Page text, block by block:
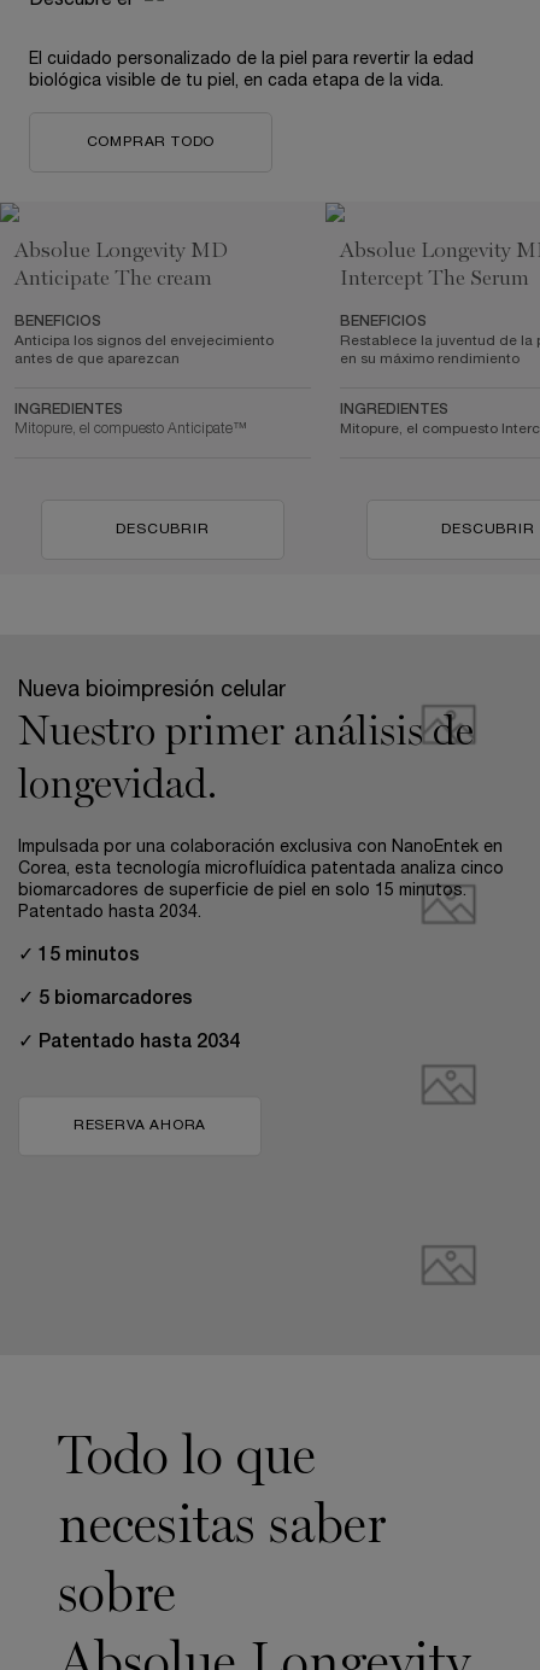
El cuidado personalizado de la piel para revertir la edad
biológica visible de tu piel, en cada etapa de la vida.
COMPRAR TODO
Absolue Longevity MD
Anticipate The cream
BENEFICIOS
Anticipa los signos del envejecimiento
antes de que aparezcan
INGREDIENTES
Mitopure, el compuesto Anticipate™
DESCUBRIR
Absolue Longevity
Intercept The Serum
BENEFICIOS
Restablece la juventud de la
en su máximo rendimiento
INGREDIENTES
Mitopure, el compuesto
DESCUBRIR
Nueva bioimpresión celular
Nuestro primer análisis de
longevidad.
Impulsada por una colaboración exclusiva con NanoEntek en
Corea, esta tecnología microfluídica patentada analiza cinco
biomarcadores de superficie de piel en solo 15 minutos.
Patentado hasta 2034.
✓ 15 minutos
✓ 5 biomarcadores
✓ Patentado hasta 2034
RESERVA AHORA
Todo lo que
necesitas saber
sobre